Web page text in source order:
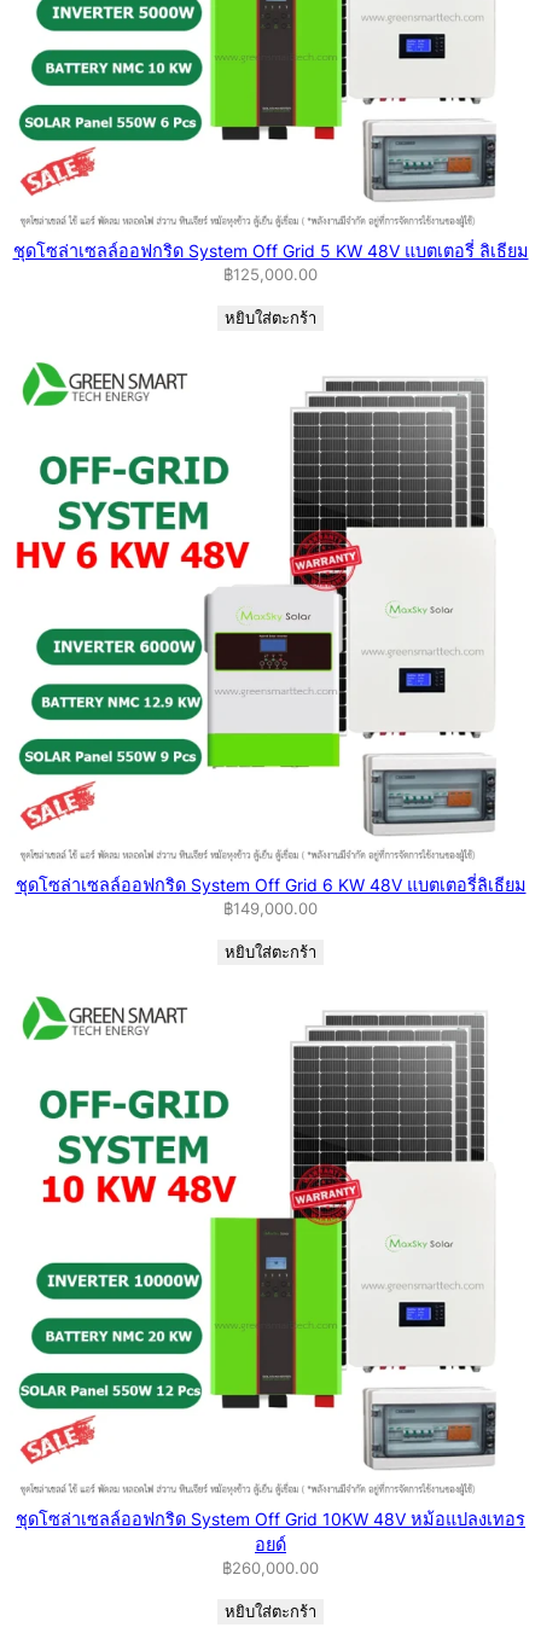
ชุดโซล่าเซลล์ออฟกริด System Off Grid 5 KW 48V แบตเตอรี่ ลิเธียม
฿125,000.00
หยิบใส่ตะกร้า
ชุดโซล่าเซลล์ออฟกริด System Off Grid 6 KW 48V แบตเตอรี่ลิเธียม
฿149,000.00
หยิบใส่ตะกร้า
ชุดโซล่าเซลล์ออฟกริด System Off Grid 10KW 48V หม้อแปลงเทอร
อยด์
฿260,000.00
หยิบใส่ตะกร้า